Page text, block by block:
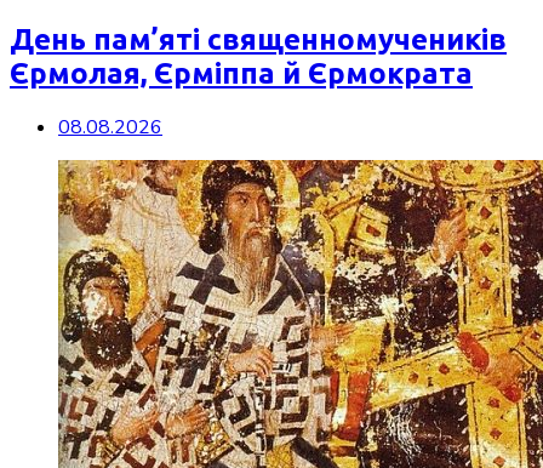
День пам’яті священномучеників
Єрмолая, Єрміппа й Єрмократа
08.08.2026